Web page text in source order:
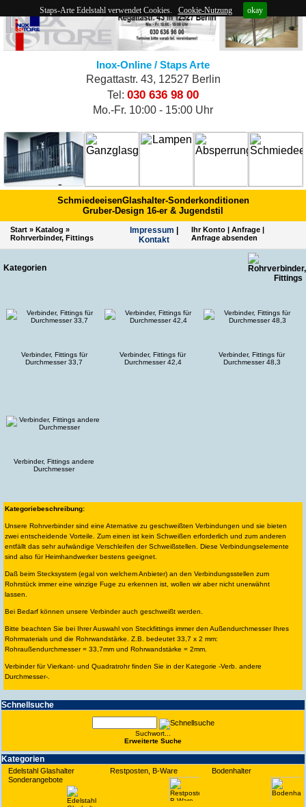
Staps-Arte Edelstahl verwendet Cookies. Cookie-Nutzung okay
Inox-Online / Staps Arte
Regattastr. 43, 12527 Berlin
Tel: 030 636 98 00
Mo.-Fr. 10:00 - 15:00 Uhr
SchmiedeeisenGlashalter-Sonderkonditionen
Gruber-Design 16-er & Jugendstil
Start » Katalog »
Rohrverbinder, Fittings
Impres­sum
Kontakt
Ihr Konto| Anfrage|
Anfrage absenden
Schnell­suche
Suchwort...
Erwei­terte Suche
Kate­gorien
Edelstahl Glashalter
Sonderangebote
Restposten, B-Ware Bodenhalter
Kategorien
Verbinder, Fittings für
Durchmesser 33,7
Verbinder, Fittings für
Durchmesser 42,4
Verbinder, Fittings für
Durchmesser 48,3
Verbinder, Fittings andere
Durchmesser
Kategoriebeschreibung:
Unsere Rohrverbinder sind eine Aternative zu geschweißten Verbindungen und sie bieten
zwei entscheidende Vorteile. Zum einen ist kein Schweißen erforderlich und zum anderen
entfällt das sehr aufwändige Verschleifen der Schweißstellen. Diese Verbindungselemente
sind also für Heimhandwerker bestens geeignet.
Daß beim Stecksystem (egal von welchem Anbieter) an den Verbindungsstellen zum
Rohrstück immer eine winzige Fuge zu erkennen ist, wollen wir aber nicht unerwähnt
lassen.
Bei Bedarf können unsere Verbinder auch geschweißt werden.
Bitte beachten Sie bei Ihrer Auswahl von Steckfittings immer den Außendurchmesser Ihres
Rohrmaterials und die Rohrwandstärke. Z.B. bedeutet 33,7 x 2 mm:
Rohraußendurchmesser = 33,7mm und Rohrwandstärke = 2mm.
Verbinder für Vierkant- und Quadratrohr finden Sie in der Kategorie -Verb. andere
Durchmesser-.